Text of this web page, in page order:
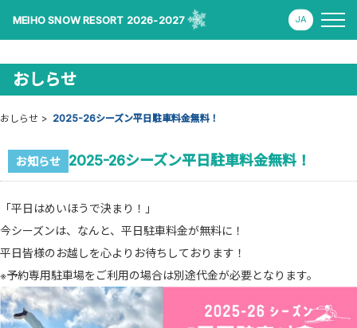
MEIHO SNOW RESORT 2026-2027
おしらせ
おしらせ 2025-26シーズン平日駐車料金無料！
お知らせ 2025-26シーズン平日駐車料金無料！
「平日はめいほうで決まり！」
今シーズンは、なんと、平日駐車料金が無料に！
平日皆様のお越しを心よりお待ちしております！
※予約専用駐車場をご利用の場合は別途代金が必要となります。